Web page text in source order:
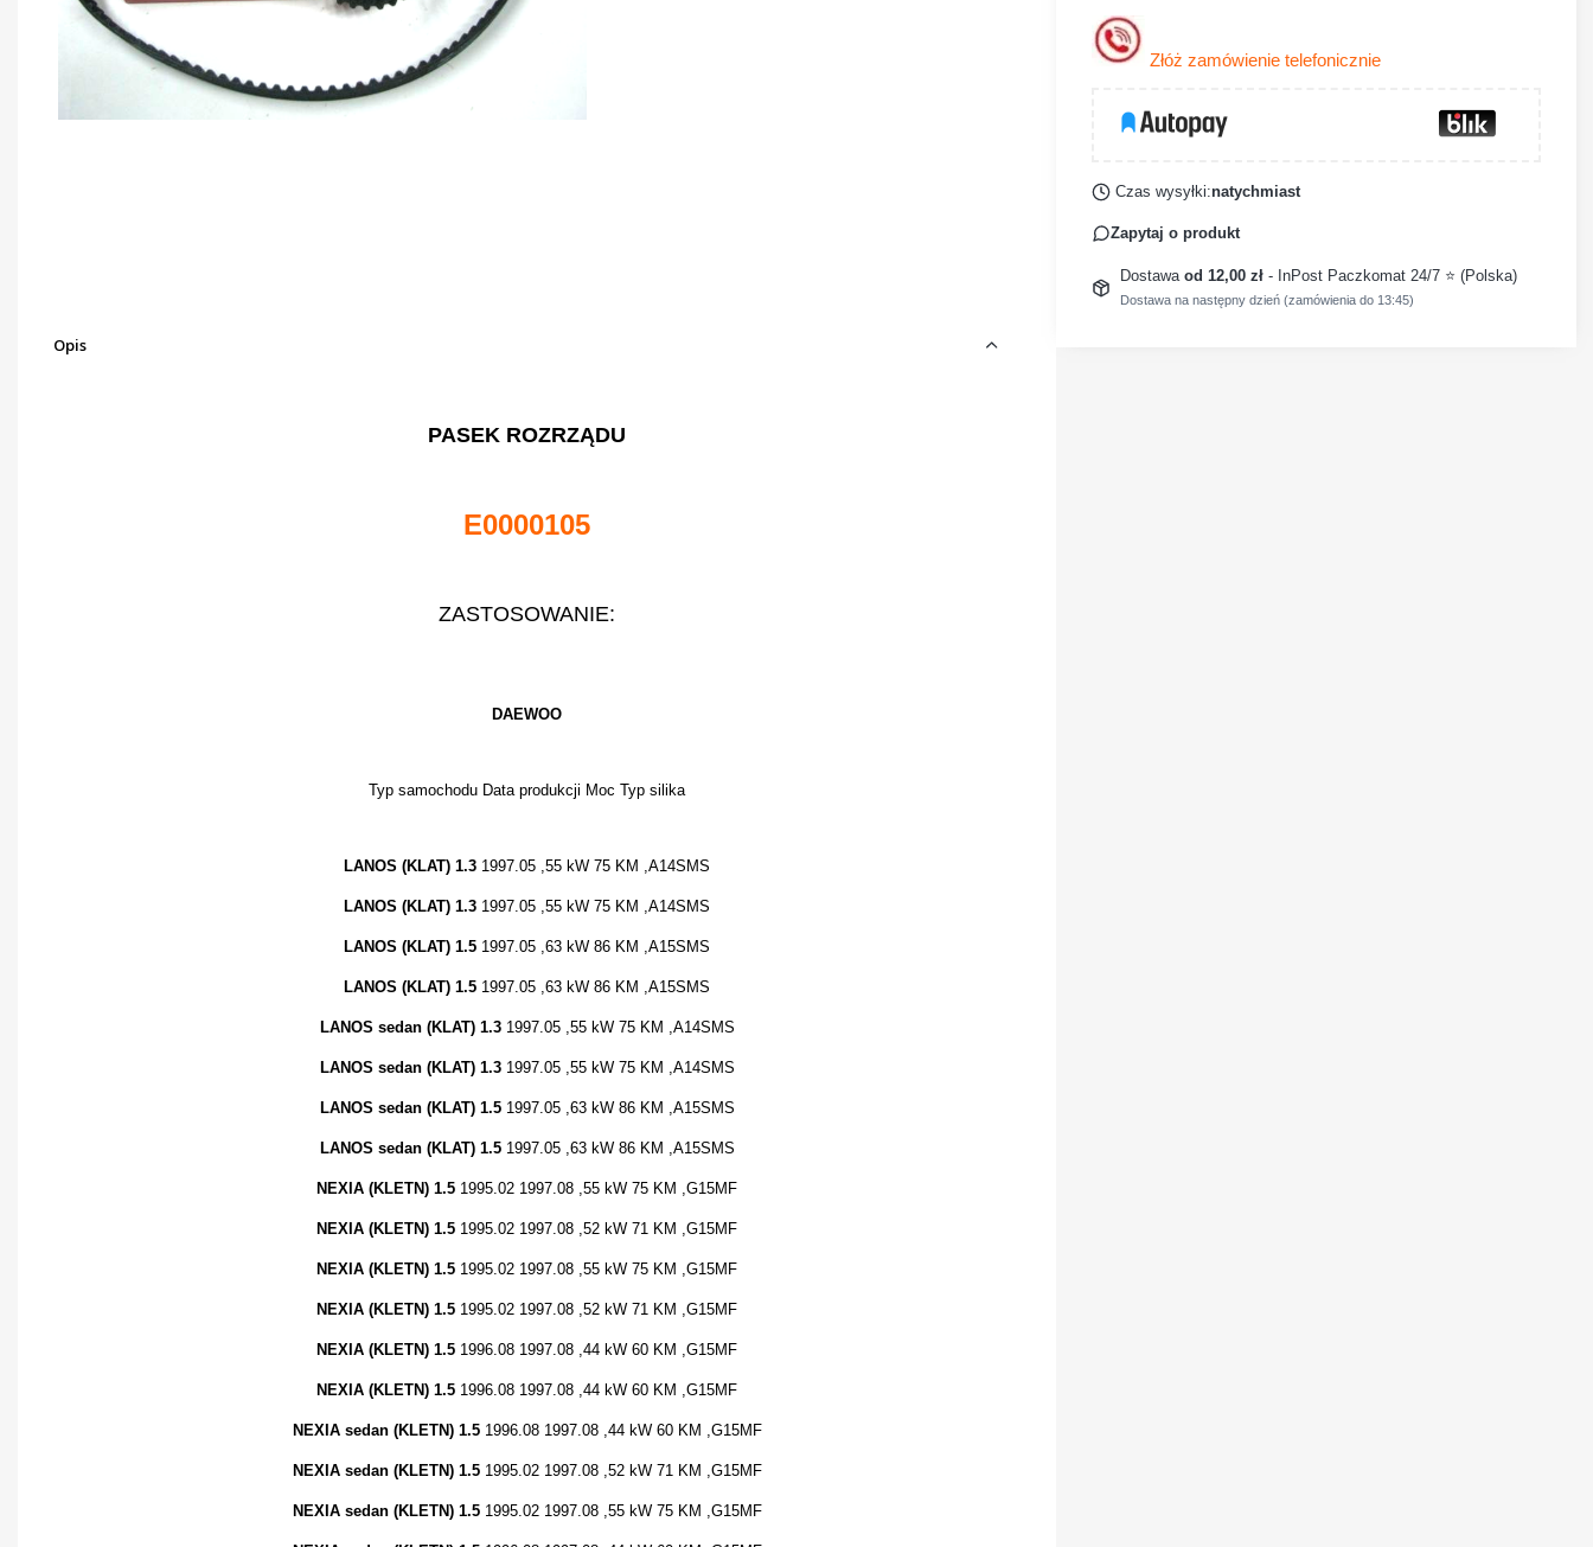
Opis
PASEK ROZRZĄDU
E0000105
ZASTOSOWANIE:
DAEWOO
Typ samochodu Data produkcji Moc Typ silika
LANOS (KLAT) 1.3 1997.05 ,55 kW 75 KM ,A14SMS
LANOS (KLAT) 1.3 1997.05 ,55 kW 75 KM ,A14SMS
LANOS (KLAT) 1.5 1997.05 ,63 kW 86 KM ,A15SMS
LANOS (KLAT) 1.5 1997.05 ,63 kW 86 KM ,A15SMS
LANOS sedan (KLAT) 1.3 1997.05 ,55 kW 75 KM ,A14SMS
LANOS sedan (KLAT) 1.3 1997.05 ,55 kW 75 KM ,A14SMS
LANOS sedan (KLAT) 1.5 1997.05 ,63 kW 86 KM ,A15SMS
LANOS sedan (KLAT) 1.5 1997.05 ,63 kW 86 KM ,A15SMS
NEXIA (KLETN) 1.5 1995.02 1997.08 ,55 kW 75 KM ,G15MF
NEXIA (KLETN) 1.5 1995.02 1997.08 ,52 kW 71 KM ,G15MF
NEXIA (KLETN) 1.5 1995.02 1997.08 ,55 kW 75 KM ,G15MF
NEXIA (KLETN) 1.5 1995.02 1997.08 ,52 kW 71 KM ,G15MF
NEXIA (KLETN) 1.5 1996.08 1997.08 ,44 kW 60 KM ,G15MF
NEXIA (KLETN) 1.5 1996.08 1997.08 ,44 kW 60 KM ,G15MF
NEXIA sedan (KLETN) 1.51996.08 1997.08 ,44 kW 60 KM ,G15MF
NEXIA sedan (KLETN) 1.51995.02 1997.08 ,52 kW 71 KM ,G15MF
NEXIA sedan (KLETN) 1.51995.02 1997.08 ,55 kW 75 KM ,G15MF
Złóż zamówienie telefonicznie
Czas wysyłki:natychmiast
Zapytaj o produkt
Dostawa od 12,00 zł - InPost Paczkomat 24/7 ⭐ (Polska)
Dostawa na następny dzień (zamówienia do 13:45)